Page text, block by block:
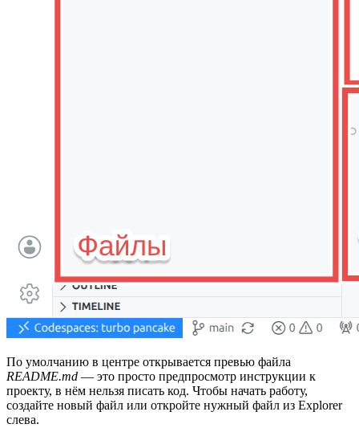
По умолчанию в центре открывается превью файла
README.md — это просто предпросмотр инструкции к
проекту, в нём нельзя писать код. Чтобы начать работу,
создайте новый файл или откройте нужный файл из Explorer
слева.